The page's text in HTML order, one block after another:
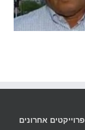
פרוייקטים אחרונים